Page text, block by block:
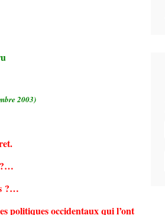
2003)
?…
?…
politiques occidentaux qui l’ont